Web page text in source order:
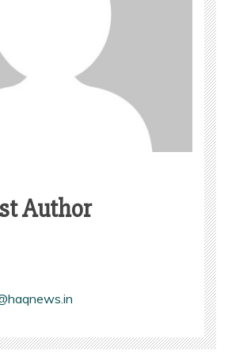
Author